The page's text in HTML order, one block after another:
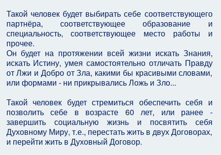
Такой человек будет выбирать себе соответствующего
партнёра, соответствующее образование и
специальность, соответствующее место работы и
прочее.
Он будет на протяжении всей жизни искать Знания,
искать Истину, умея самостоятельно отличать Правду
от Лжи и Добро от Зла, какими бы красивыми словами,
или формами - ни прикрывались Ложь и Зло...
Такой человек будет стремиться обеспечить себя и
позволить себе в возрасте 60 лет, или ранее -
завершить социальную жизнь и посвятить себя
Духовному Миру, т.е., перестать жить в двух Договорах,
и перейти жить в Духовный Договор.